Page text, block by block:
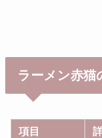
ラーメン赤猫
項目